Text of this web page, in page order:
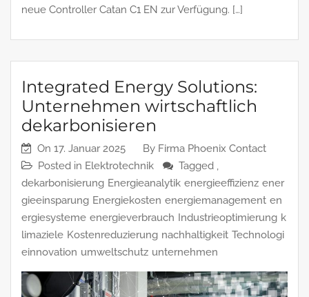
neue Controller Catan C1 EN zur Verfügung. […]
Integrated Energy Solutions:
Unternehmen wirtschaftlich
dekarbonisieren
On 17. Januar 2025 By Firma Phoenix Contact
Posted in Elektrotechnik
Tagged ,
dekarbonisierung Energieanalytik energieeffizienz ener
gieeinsparung Energiekosten energiemanagement en
ergiesysteme energieverbrauch Industrieoptimierung k
limaziele Kostenreduzierung nachhaltigkeit Technologi
einnovation umweltschutz unternehmen